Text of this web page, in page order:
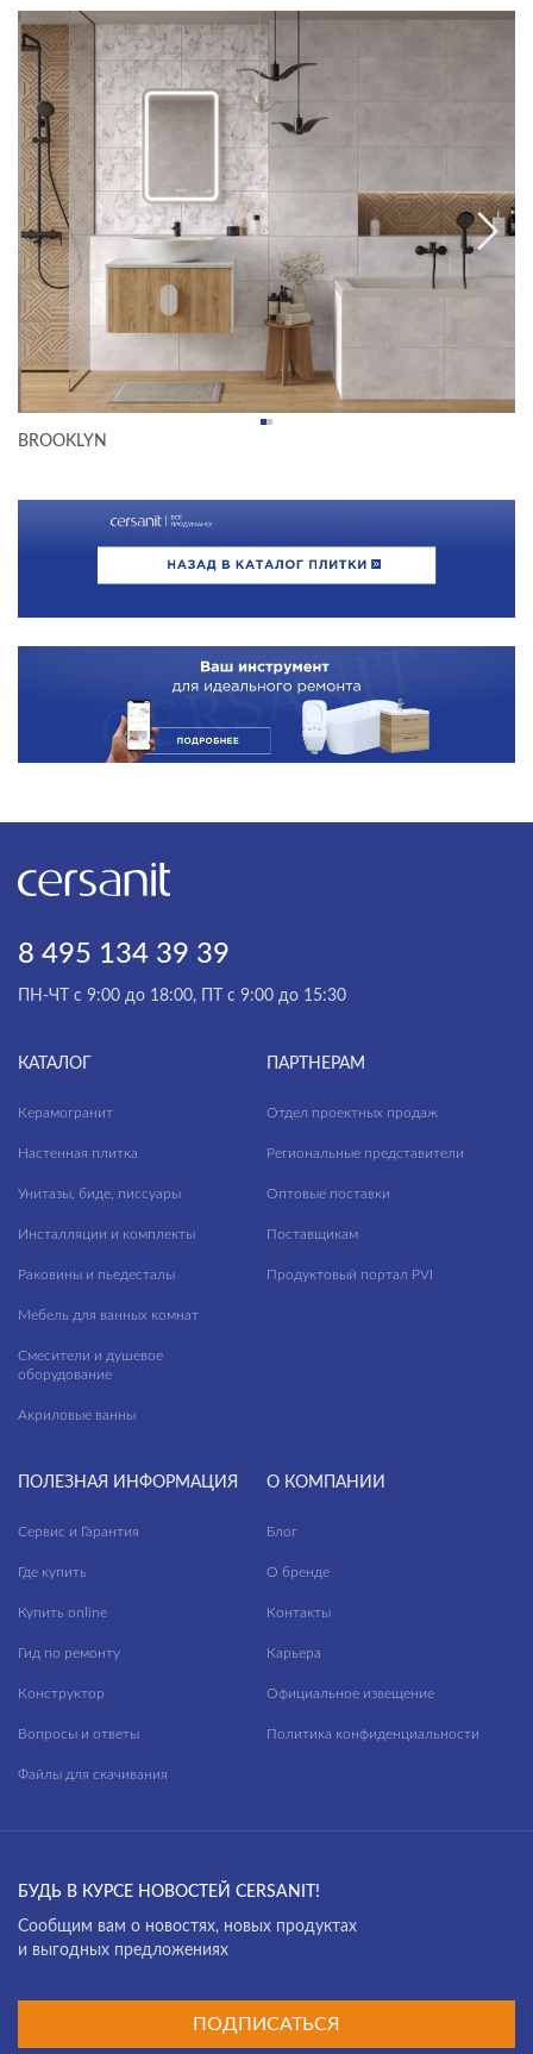
BROOKLYN
8 495 134 39 39
ПН-ЧТ с 9:00 до 18:00, ПТ с 9:00 до 15:30
КАТАЛОГ
Керамогранит
Настенная плитка
Унитазы, биде, писсуары
Инсталляции и комплекты
Раковины и пьедесталы
Мебель для ванных комнат
Смесители и душевое
оборудование
Акриловые ванны
ПАРТНЕРАМ
Отдел проектных продаж
Региональные представители
Оптовые поставки
Поставщикам
Продуктовый портал PVI
ПОЛЕЗНАЯ ИНФОРМАЦИЯ
Сервис и Гарантия
Где купить
Купить online
Гид по ремонту
Конструктор
Вопросы и ответы
Файлы для скачивания
О КОМПАНИИ
Блог
О бренде
Контакты
Карьера
Официальное извещение
Политика конфиденциальности
БУДЬ В КУРСЕ НОВОСТЕЙ CERSANIT!
Cообщим вам о новостях, новых продуктах
и выгодных предложениях
ПОДПИСАТЬСЯ